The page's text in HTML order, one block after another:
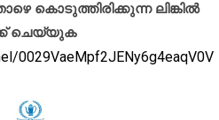
കൊടുത്തിരിക്കുന്ന ലിങ്കിൽ
ചെയ്യുക
0029VaeMpf2JENy6g4eaqV0V